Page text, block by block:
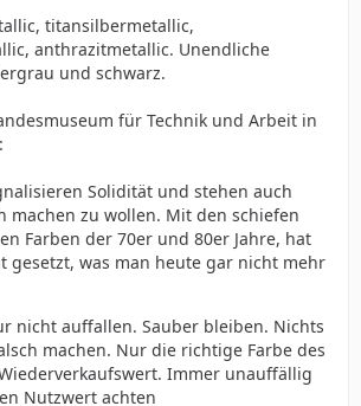
titansilbermetallic,
anthrazitmetallic. Unendliche
und schwarz.
für Technik und Arbeit in
Solidität und stehen auch
machen zu wollen. Mit den schiefen
Farben der 70er und 80er Jahre, hat
gesetzt, was man heute gar nicht mehr
nicht auffallen. Sauber bleiben. Nichts
machen. Nur die richtige Farbe des
Immer unauffällig
Nutzwert achten